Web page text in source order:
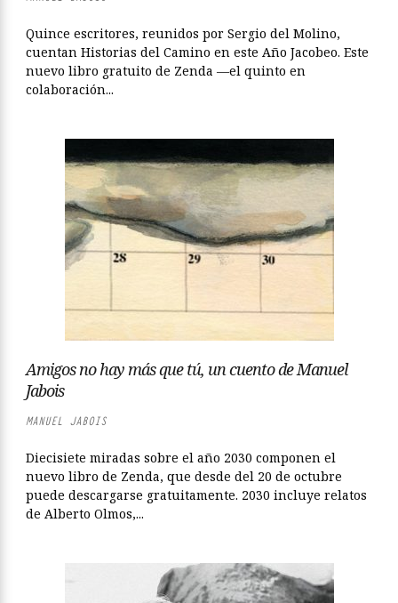
Quince escritores, reunidos por Sergio del Molino,
cuentan Historias del Camino en este Año Jacobeo. Este
nuevo libro gratuito de Zenda —el quinto en
colaboración...
Amigos no hay más que tú, un cuento de Manuel
Jabois
MANUEL JABOIS
Diecisiete miradas sobre el año 2030 componen el
nuevo libro de Zenda, que desde del 20 de octubre
puede descargarse gratuitamente. 2030 incluye relatos
de Alberto Olmos,...